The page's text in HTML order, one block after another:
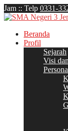
Jam :: Telp 0331-
Beranda
Profil
Sejarah
Visi